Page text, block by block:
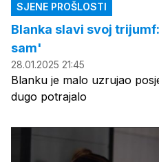
SJENE PROŠLOSTI
Blanka slavi svoj
sam'
28.01.2025 21:45
Blanku je malo uzrujao
dugo potrajalo